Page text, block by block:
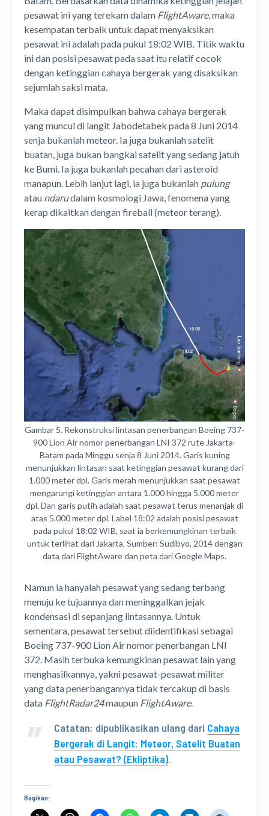
pesawat ini yang terekam dalam FlightAware, maka
kesempatan terbaik untuk dapat menyaksikan
pesawat ini adalah pada pukul 18:02 WIB. Titik waktu
ini dan posisi pesawat pada saat itu relatif cocok
dengan ketinggian cahaya bergerak yang disaksikan
sejumlah saksi mata.
Maka dapat disimpulkan bahwa cahaya bergerak
yang muncul di langit Jabodetabek pada 8 Juni 2014
senja bukanlah meteor. Ia juga bukanlah satelit
buatan, juga bukan bangkai satelit yang sedang jatuh
ke Bumi. Ia juga bukanlah pecahan dari asteroid
manapun. Lebih lanjut lagi, ia juga bukanlah pulung
atau ndarudalam kosmologi Jawa, fenomena yang
kerap dikaitkan dengan fireball (meteor terang).
Gambar 5. Rekonstruksi lintasan penerbangan Boeing 737-
900 Lion Air nomor penerbangan LNI 372 rute Jakarta-
Batam pada Minggu senja 8 Juni 2014. Garis kuning
menunjukkan lintasan saat ketinggian pesawat kurang dari
1.000 meter dpl. Garis merah menunjukkan saat pesawat
mengarungi ketinggian antara 1.000 hingga 5.000 meter
dpl. Dan garis putih adalah saat pesawat terus menanjak di
atas 5.000 meter dpl. Label 18:02 adalah posisi pesawat
pada pukul 18:02 WIB, saat ia berkemungkinan terbaik
untuk terlihat dari Jakarta. Sumber: Sudibyo, 2014 dengan
data dari FlightAware dan peta dari Google Maps.
Namun ia hanyalah pesawat yang sedang terbang
menuju ke tujuannya dan meninggalkan jejak
kondensasi di sepanjang lintasannya. Untuk
sementara, pesawat tersebut diidentifikasi sebagai
Boeing 737-900 Lion Air nomor penerbangan LNI
372. Masih terbuka kemungkinan pesawat lain yang
menghasilkannya, yakni pesawat-pesawat militer
yang data penerbangannya tidak tercakup di basis
data FlightRadar24maupun FlightAware.
Catatan: dipublikasikan ulang dari Cahaya
Bergerak di Langit: Meteor, Satelit Buatan
atau Pesawat? (Ekliptika).
Bagikan: